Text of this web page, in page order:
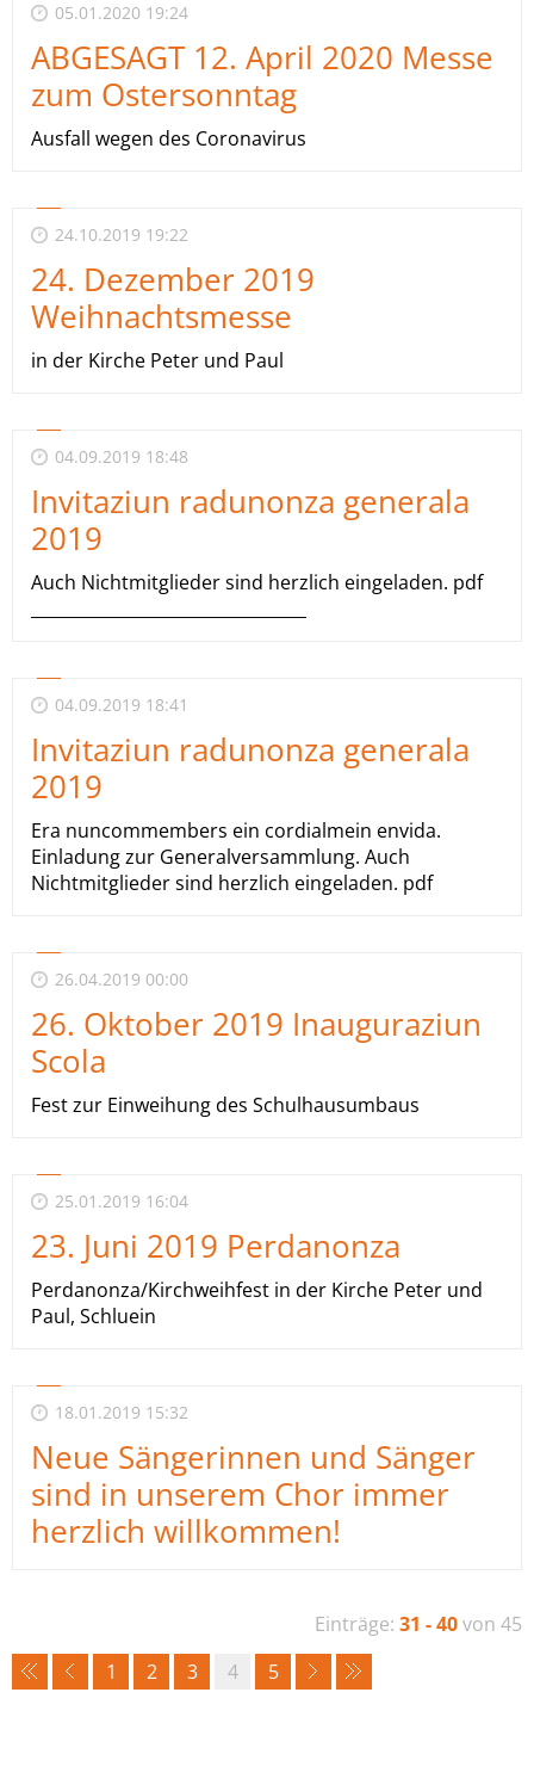
05.01.2020 19:24
ABGESAGT 12. April 2020 Messe
zum Ostersonntag
Ausfall wegen des Coronavirus
24.10.2019 19:22
24. Dezember 2019
Weihnachtsmesse
in der Kirche Peter und Paul
04.09.2019 18:48
Invitaziun radunonza generala
2019
Auch Nichtmitglieder sind herzlich eingeladen. pdf
04.09.2019 18:41
Invitaziun radunonza generala
2019
Era nuncommembers ein cordialmein envida.
Einladung zur Generalversammlung. Auch
Nichtmitglieder sind herzlich eingeladen. pdf
26.04.2019 00:00
26. Oktober 2019 Inauguraziun
Scola
Fest zur Einweihung des Schulhausumbaus
25.01.2019 16:04
23. Juni 2019 Perdanonza
Perdanonza/Kirchweihfest in der Kirche Peter und
Paul, Schluein
18.01.2019 15:32
Neue Sängerinnen und Sänger
sind in unserem Chor immer
herzlich willkommen!
Einträge: 31 - 40von 45
1
2 3 4 5